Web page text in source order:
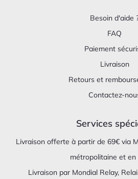
Besoin d'aide
FAQ
Paiement
Livraison
Retours et
Contactez-
Services
Livraison offerte à partir de 69€ via
métropolitaine et en
Livraison par Mondial Relay,